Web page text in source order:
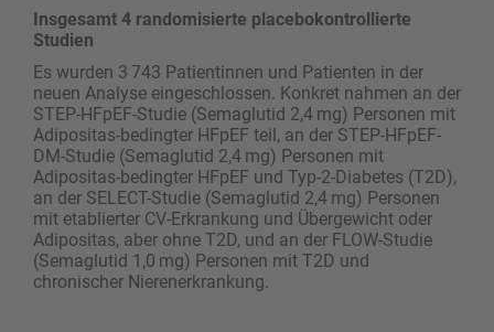
Insgesamt 4 randomisierte placebokontrollierte
Studien
Es wurden 3 743 Patientinnen und Patienten in der
neuen Analyse eingeschlossen. Konkret nahmen an der
STEP-HFpEF-Studie (Semaglutid 2,4 mg) Personen mit
Adipositas-bedingter HFpEF teil, an der STEP-HFpEF-
DM-Studie (Semaglutid 2,4 mg) Personen mit
Adipositas-bedingter HFpEF und Typ-2-Diabetes (T2D),
an der SELECT-Studie (Semaglutid 2,4 mg) Personen
mit etablierter CV-Erkrankung und Übergewicht oder
Adipositas, aber ohne T2D, und an der FLOW-Studie
(Semaglutid 1,0 mg) Personen mit T2D und
chronischer Nierenerkrankung.